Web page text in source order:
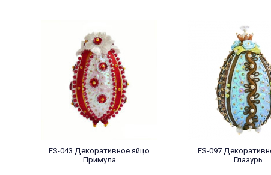
FS-043 Декоративное яйцо
Примула
FS-097
Глазурь